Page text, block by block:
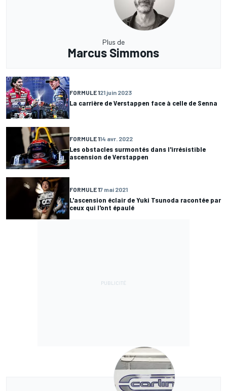
Plus de
Marcus Simmons
FORMULE 121 juin 2023
La carrière de Verstappen face à celle de Senna
FORMULE 114 avr. 2022
Les obstacles surmontés dans l'irrésistible
ascension de Verstappen
FORMULE 17 mai 2021
L'ascension éclair de Yuki Tsunoda racontée par
ceux qui l'ont épaulé